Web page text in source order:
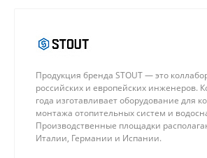
Продукция бренда STOUT — это
российских и европейских инженеров.
года изготавливает оборудование для
монтажа отопительных систем и
Производственные площадки
Италии, Германии и Испании.